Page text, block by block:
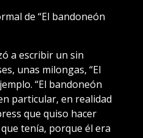
de “El bandoneón
a escribir un sin
unas milongas, “El
“El bandoneón
particular, en realidad
que quiso hacer
tenía, porque él era